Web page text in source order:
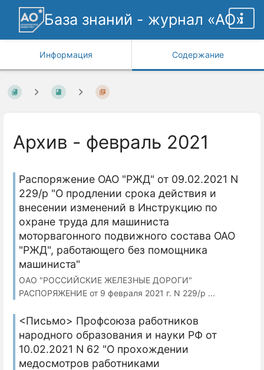
База знаний - журнал «АО»
Информация Содержание
Архив - февраль 2021
Распоряжение ОАО "РЖД" от 09.02.2021 N
229/р "О продлении срока действия и
внесении изменений в Инструкцию по
охране труда для машиниста
моторвагонного подвижного состава ОАО
"РЖД", работающего без помощника
машиниста"
ОАО "РОССИЙСКИЕ ЖЕЛЕЗНЫЕ ДОРОГИ"
РАСПОРЯЖЕНИЕ от 9 февраля 2021 г. N 229/р ...
<Письмо> Профсоюза работников
народного образования и науки РФ от
10.02.2021 N 62 "О прохождении
медосмотров работниками